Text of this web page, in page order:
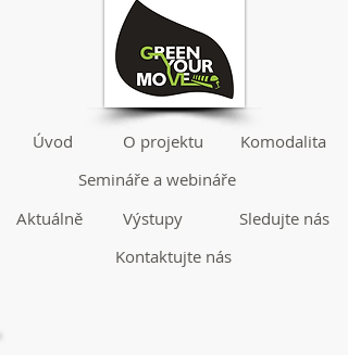
Úvod O projektu
Komodalita
Semináře a webináře
Aktuálně
Výstupy
Sledujte nás
Kontaktujte nás